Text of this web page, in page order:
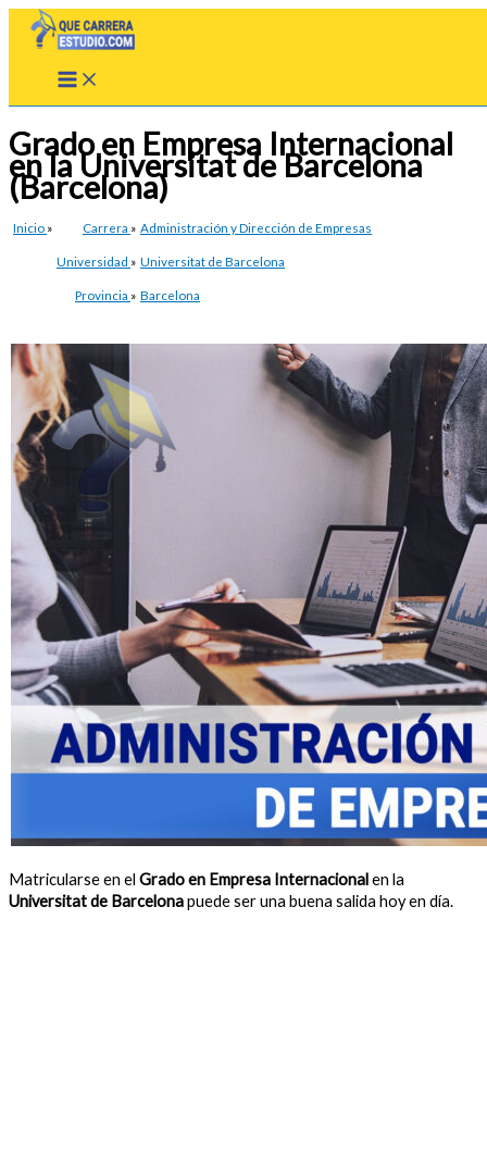
Grado en Empresa Internacional
en la Universitat de Barcelona
(Barcelona)
Inicio » Carrera » Administración y Dirección de Empresas
Universidad » Universitat de Barcelona
Provincia » Barcelona
Matricularse en el Grado en Empresa Internacionalen la
Universitat de Barcelonapuede ser una buena salida hoy en día.